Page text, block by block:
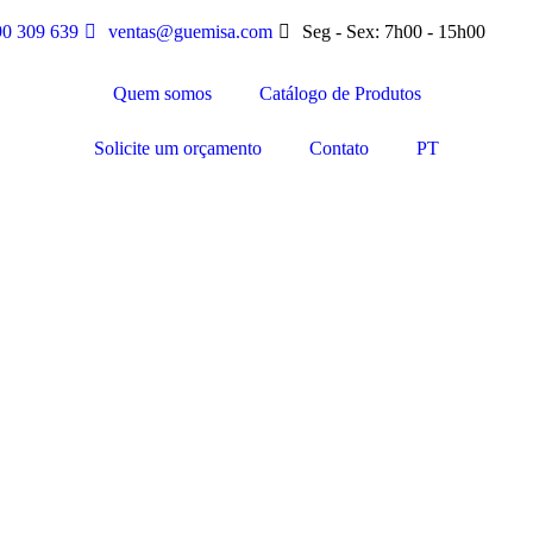
309 639 ventas@guemisa.com Seg - Sex: 7h00 - 15h00
Quem somos Catálogo de Produtos
Solicite um orçamento Contato PT